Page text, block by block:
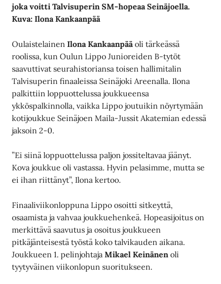
joka voitti Talvisuperin SM-hopeaa Seinäjoella.
Kuva: Ilona Kankaanpää
OulaistelainenIlona Kankaanpää oli tärkeässä
roolissa, kun Oulun Lippo Junioreiden B-tytöt
saavuttivat seurahistoriansa toisen hallimitalin
Talvisuperin finaaleissa Seinäjoki Areenalla. Ilona
palkittiin loppuottelussa joukkueensa
ykköspalkinnolla, vaikka Lippo joutuikin nöyrtymään
kotijoukkue Seinäjoen Maila-Jussit Akatemian edessä
jaksoin 2-0.
”Ei siinä loppuottelussa paljon jossiteltavaa jäänyt.
Kova joukkue oli vastassa. Hyvin pelasimme, mutta se
ei ihan riittänyt”, Ilona kertoo.
Finaaliviikonloppuna Lippo osoitti sitkeyttä,
osaamista ja vahvaa joukkuehenkeä. Hopeasijoitus on
merkittävä saavutus ja osoitus joukkueen
pitkäjänteisestä työstä koko talvikauden aikana.
Joukkueen 1. pelinjohtajaMikael Keinänen oli
tyytyväinen viikonlopun suoritukseen.